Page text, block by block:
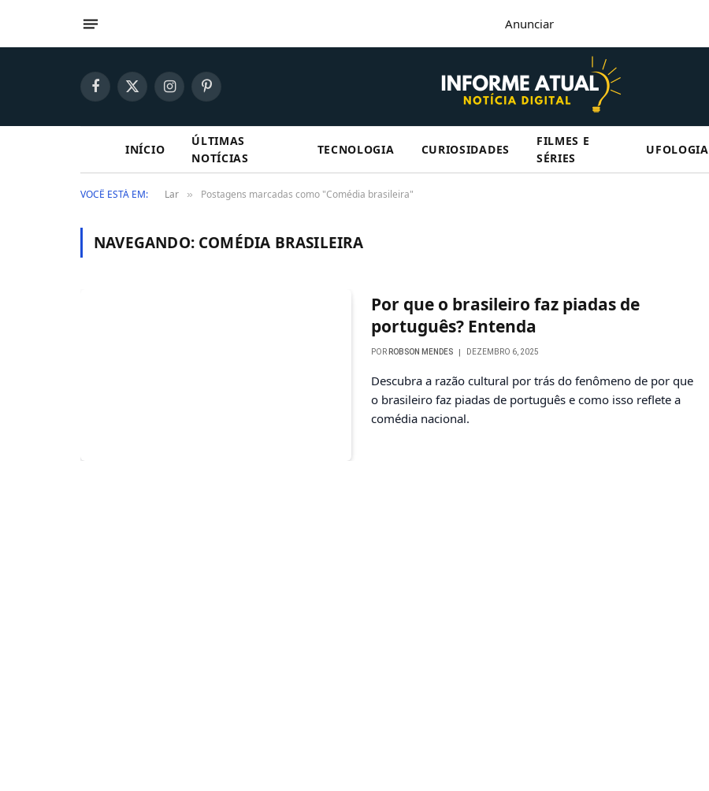
Anunciar
Facebook
X
InstagramPinterest
INÍCIO
ÚLTIMAS
NOTÍCIAS
TECNOLOGIA CURIOSIDADES
FILMES E
SÉRIES
UFOLOGIA
VOCÊ ESTÁ EM: Lar » Postagens marcadas como "Comédia brasileira"
NAVEGANDO: COMÉDIA BRASILEIRA
Por que o brasileiro faz piadas de
português? Entenda
POR ROBSON MENDES DEZEMBRO 6, 2025
Descubra a razão cultural por trás do fenômeno de por que
o brasileiro faz piadas de português e como isso reflete a
comédia nacional.